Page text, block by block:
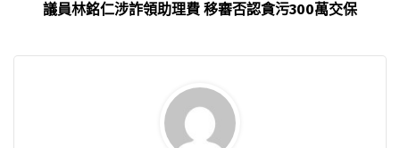
議員林銘仁涉詐領助理費 移審否認貪污300萬交保